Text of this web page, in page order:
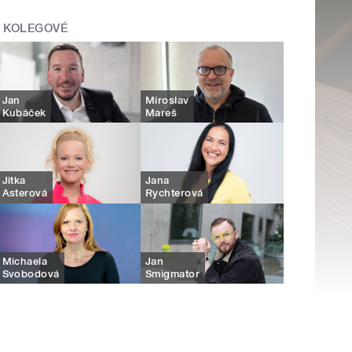
KOLEGOVÉ
Jan
Kubáček
Miroslav
Mareš
Jitka
Asterová
Jana
Rychterová
Michaela
Svobodová
Jan
Smigmator